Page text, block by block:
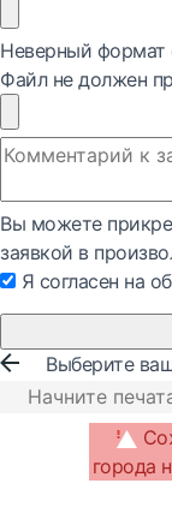
Неверный формат
Файл не должен
Вы можете
заявкой в
Я согласен на
Выберите
города